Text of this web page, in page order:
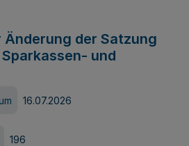
der Satzung
und
16.07.2026
196